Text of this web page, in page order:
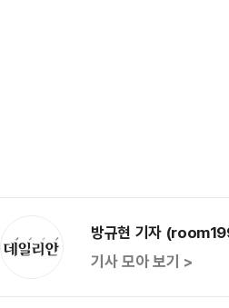
방규현 기자
기사 모아 보기 >